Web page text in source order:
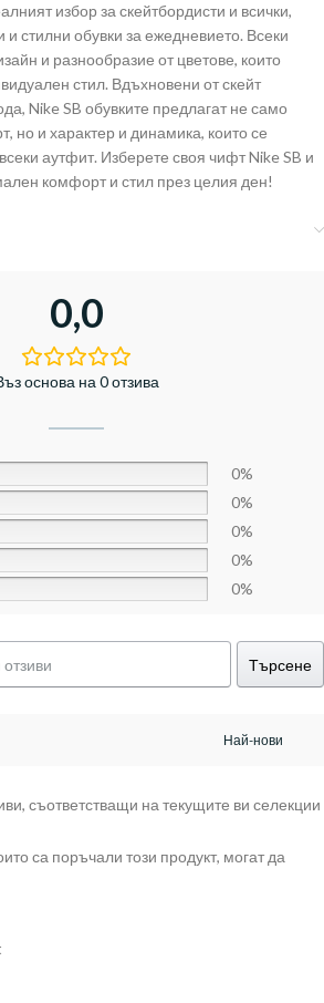
избор за скейтбордисти и всички,
стилни обувки за ежедневието. Всеки
и разнообразие от цветове, които
стил. Вдъхновени от скейт
Nike SB обувките предлагат не само
но и характер и динамика, които се
аутфит. Изберете своя чифт Nike SB и
комфорт и стил през целия ден!
0,0
основа на 0 отзива
0%
0%
0%
0%
0%
Търсене
съответстващи на текущите ви селекции
са поръчали този продукт, могат да